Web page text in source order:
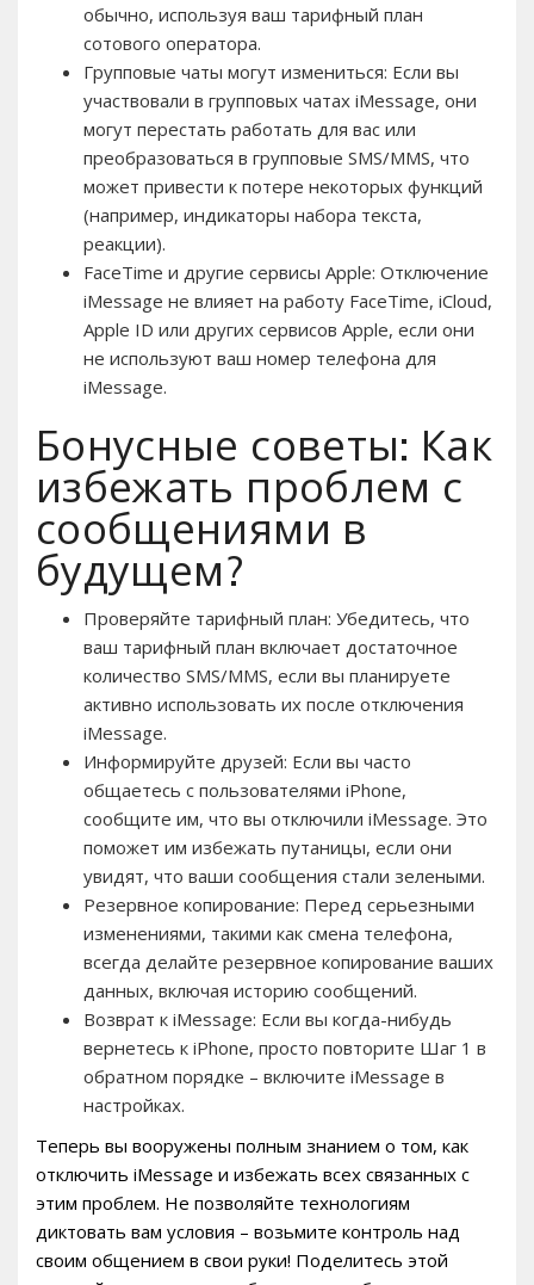
обычно, используя ваш тарифный план
сотового оператора.
Групповые чаты могут измениться: Если вы
участвовали в групповых чатах iMessage, они
могут перестать работать для вас или
преобразоваться в групповые SMS/MMS, что
может привести к потере некоторых функций
(например, индикаторы набора текста,
реакции).
FaceTime и другие сервисы Apple: Отключение
iMessage не влияет на работу FaceTime, iCloud,
Apple ID или других сервисов Apple, если они
не используют ваш номер телефона для
iMessage.
Бонусные советы: Как
избежать проблем с
сообщениями в
будущем?
Проверяйте тарифный план: Убедитесь, что
ваш тарифный план включает достаточное
количество SMS/MMS, если вы планируете
активно использовать их после отключения
iMessage.
Информируйте друзей: Если вы часто
общаетесь с пользователями iPhone,
сообщите им, что вы отключили iMessage. Это
поможет им избежать путаницы, если они
увидят, что ваши сообщения стали зелеными.
Резервное копирование: Перед серьезными
изменениями, такими как смена телефона,
всегда делайте резервное копирование ваших
данных, включая историю сообщений.
Возврат к iMessage: Если вы когда-нибудь
вернетесь к iPhone, просто повторите Шаг 1 в
обратном порядке – включите iMessage в
настройках.
Теперь вы вооружены полным знанием о том, как
отключить iMessage и избежать всех связанных с
этим проблем. Не позволяйте технологиям
диктовать вам условия – возьмите контроль над
своим общением в свои руки! Поделитесь этой